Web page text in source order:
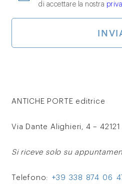
di accettare la nostra
ANTICHE PORTE editrice
Via Dante Alighieri, 4 –
Si riceve solo su
Telefono: +39 338 874 06